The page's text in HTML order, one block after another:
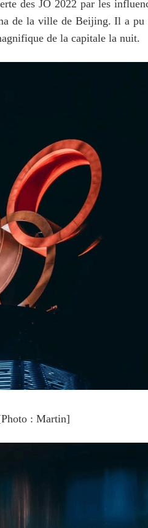
des JO 2022 par les
de la ville de Beijing. Il a
de la capitale la nuit.
: Martin]